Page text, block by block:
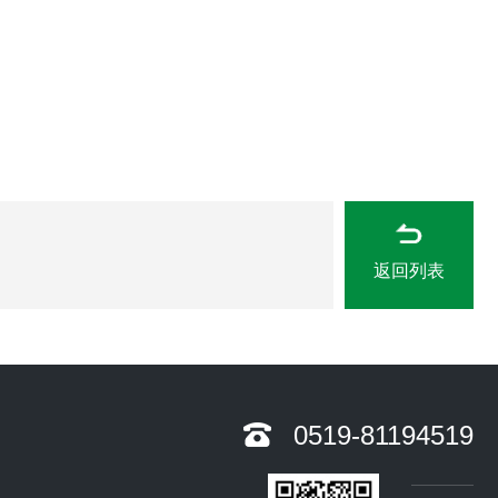
返回列表
0519-81194519